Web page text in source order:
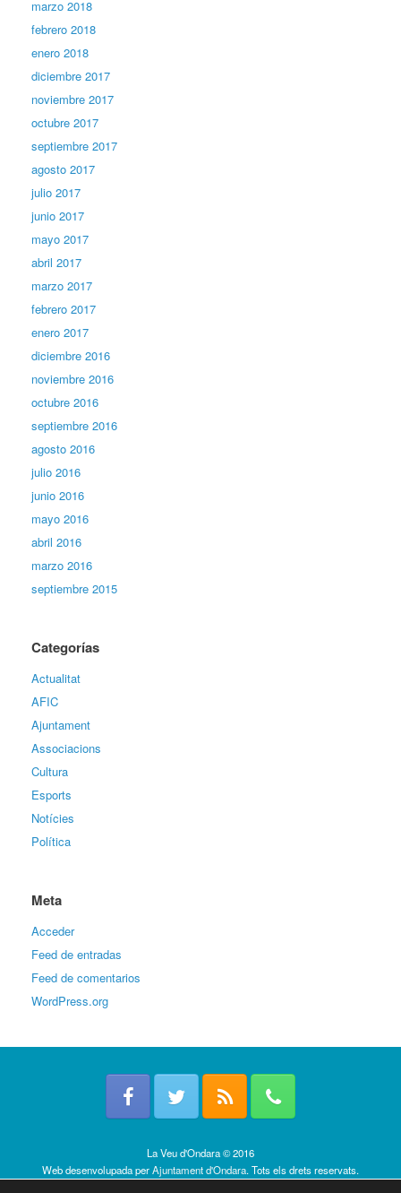
marzo 2018
febrero 2018
enero 2018
diciembre 2017
noviembre 2017
octubre 2017
septiembre 2017
agosto 2017
julio 2017
junio 2017
mayo 2017
abril 2017
marzo 2017
febrero 2017
enero 2017
diciembre 2016
noviembre 2016
octubre 2016
septiembre 2016
agosto 2016
julio 2016
junio 2016
mayo 2016
abril 2016
marzo 2016
septiembre 2015
Categorías
Actualitat
AFIC
Ajuntament
Associacions
Cultura
Esports
Notícies
Política
Meta
Acceder
Feed de entradas
Feed de comentarios
WordPress.org
La Veu d'Ondara © 2016
Web desenvolupada perAjuntament d'Ondara. Tots els drets reservats.